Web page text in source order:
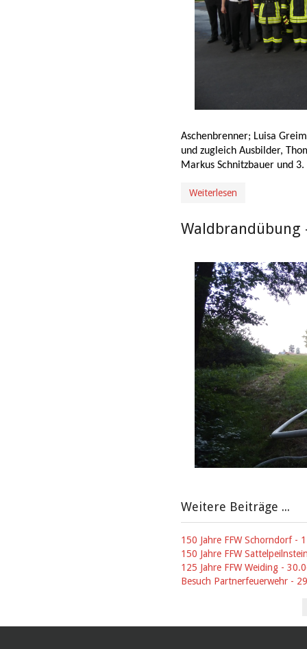
Aschenbrenner; Luisa
und zugleich Ausbilder,
Markus Schnitzbauer und
Weiterlesen
Waldbrandübung
Weitere Beiträge ...
150 Jahre FFW Schorndorf -
150 Jahre FFW
125 Jahre FFW Weiding -
Besuch Partnerfeuerwehr -